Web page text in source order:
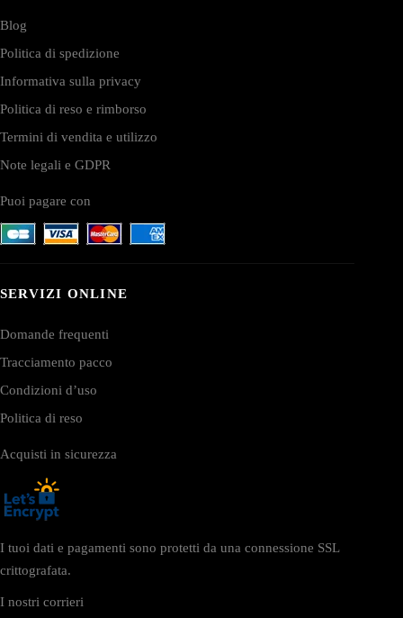
Blog
Politica di spedizione
Informativa sulla privacy
Politica di reso e rimborso
Termini di vendita e utilizzo
Note legali e GDPR
Puoi pagare con
SERVIZI ONLINE
Domande frequenti
Tracciamento pacco
Condizioni d’uso
Politica di reso
Acquisti in sicurezza
I tuoi dati e pagamenti sono protetti da una connessione SSL
crittografata.
I nostri corrieri